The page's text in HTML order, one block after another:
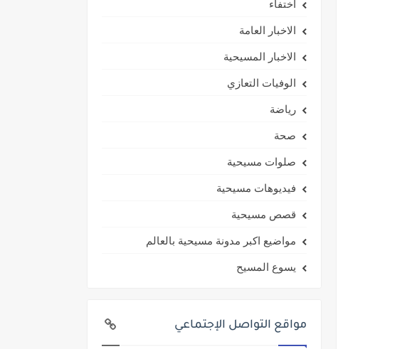
اختفاء
الاخبار العامة
الاخبار المسيحية
الوفيات التعازي
رياضة
صحة
صلوات مسيحية
فيديوهات مسيحية
قصص مسيحية
مواضيع اكبر مدونة مسيحية بالعالم
يسوع المسيح
مواقع التواصل الإجتماعي